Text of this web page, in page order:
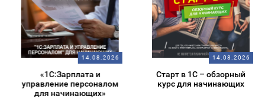
14.08.2026
«1С:Зарплата и
управление персоналом
для начинающих»
14.08.2026
Старт в 1С – обзорный
курс для начинающих